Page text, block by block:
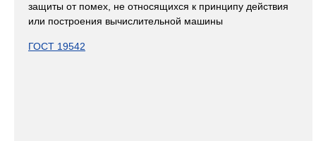
защиты от помех, не относящихся к принципу действия
или построения вычислительной машины
ГОСТ 19542